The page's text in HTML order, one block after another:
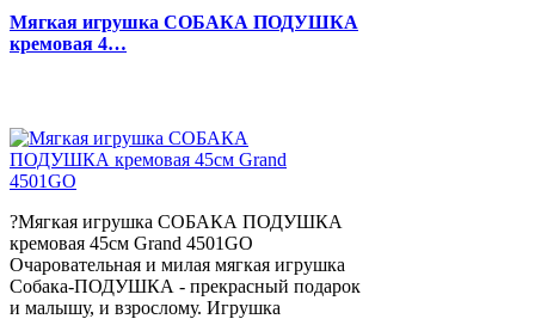
Мягкая игрушка СОБАКА ПОДУШКА
кремовая 4…
?Мягкая игрушка СОБАКА ПОДУШКА
кремовая 45см Grand 4501GO
Очаровательная и милая мягкая игрушка
Собака-ПОДУШКА - прекрасный подарок
и малышу, и взрослому. Игрушка